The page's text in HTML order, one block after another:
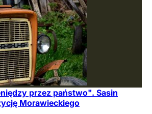
przez państwo". Sasin
Morawieckiego